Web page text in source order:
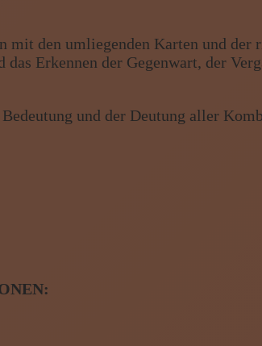
den umliegenden Karten und der
Erkennen der Gegenwart, der
und der Deutung aller